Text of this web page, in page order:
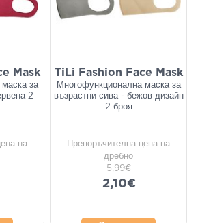
Mask
за
2
на
TiLi Fashion Face Mask
Многофункционална маска за
възрастни сива - бежов дизайн
2 броя
Препоръчителна цена на
дребно
5,99€
2,10€